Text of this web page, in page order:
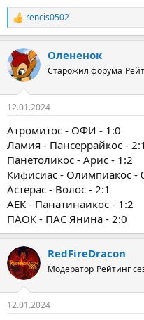
Р
е
к
ц
и
rencis0502
Олененок
Старожил форума
12.01.2024
Атромитос - ОФИ - 1:0
Ламия - Пансеррайкос - 2:1
Панетоликос - Арис - 1:2
Кифисиас - Олимпиакос -
Астерас - Волос - 2:1
АЕК - Панатинаикос - 1:2
ПАОК - ПАС Янина - 2:0
RedFireDracon
Модератор Рейтинг
12.01.2024